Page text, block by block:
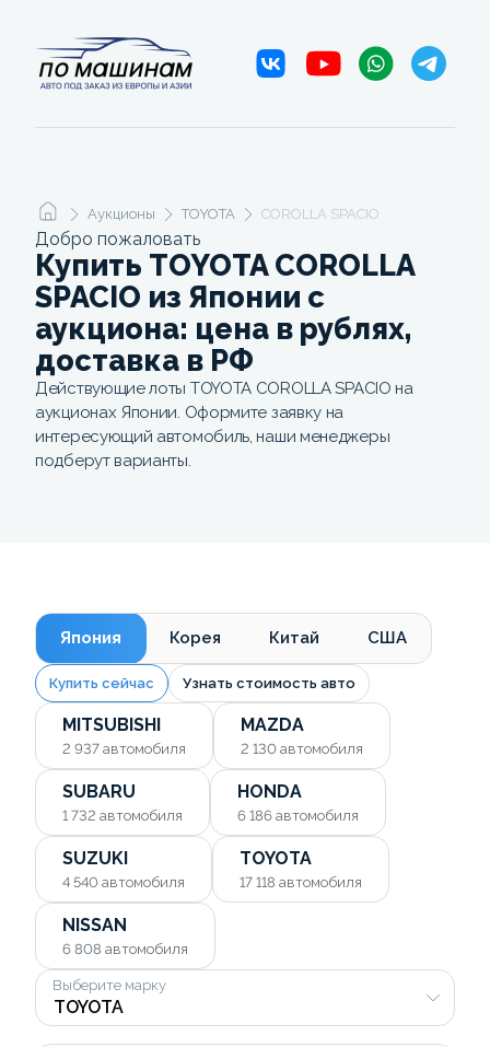
Аукционы TOYOTA COROLLA SPACIO
Добро пожаловать
Купить TOYOTA COROLLA
SPACIO из Японии с
аукциона: цена в рублях,
доставка в РФ
Действующие лоты TOYOTA COROLLA SPACIO на
аукционах Японии. Оформите заявку на
интересующий автомобиль, наши менеджеры
подберут варианты.
Япония Корея Китай США
Купить сейчас Узнать стоимость авто
MITSUBISHI
2 937 автомобиля
MAZDA
2 130 автомобиля
SUBARU
1 732 автомобиля
HONDA
6 186 автомобиля
SUZUKI
4 540 автомобиля
TOYOTA
17 118 автомобиля
NISSAN
6 808 автомобиля
Выберите марку